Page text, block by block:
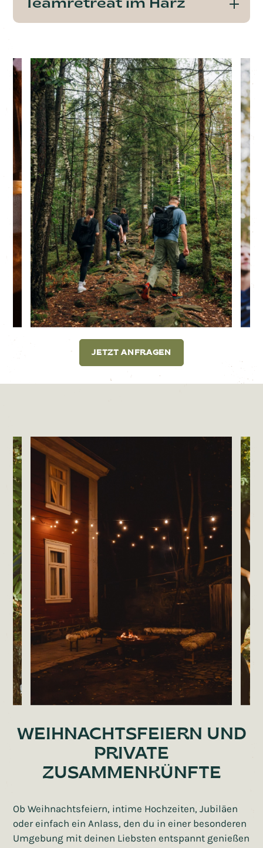
Teamretreat im Harz
JETZT ANFRAGEN
WEIHNACHTSFEIERN UND
PRIVATE
ZUSAMMENKÜNFTE
Ob Weihnachtsfeiern, intime Hochzeiten, Jubiläen
oder einfach ein Anlass, den du in einer besonderen
Umgebung mit deinen Liebsten entspannt genießen